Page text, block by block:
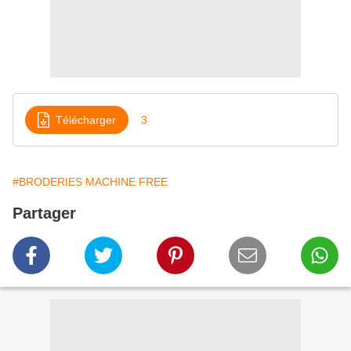
Télécharger 3
#BRODERIES MACHINE FREE
Partager